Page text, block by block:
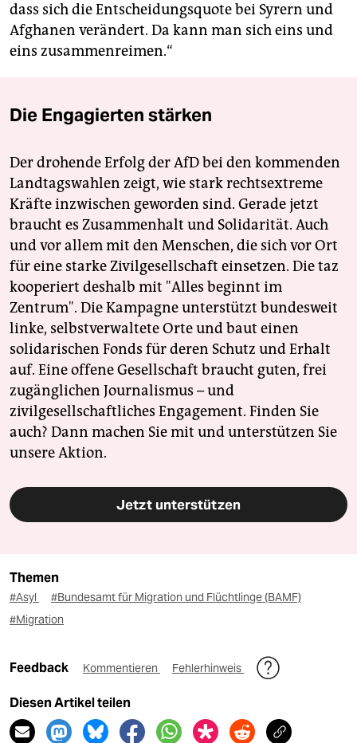
dass sich die Entscheidungsquote bei Syrern und
Afghanen verändert. Da kann man sich eins und
eins zusammenreimen.“
Die Engagierten stärken
Der drohende Erfolg der AfD bei den kommenden
Landtagswahlen zeigt, wie stark rechtsextreme
Kräfte inzwischen geworden sind. Gerade jetzt
braucht es Zusammenhalt und Solidarität. Auch
und vor allem mit den Menschen, die sich vor Ort
für eine starke Zivilgesellschaft einsetzen. Die taz
kooperiert deshalb mit "Alles beginnt im
Zentrum". Die Kampagne unterstützt bundesweit
linke, selbstverwaltete Orte und baut einen
solidarischen Fonds für deren Schutz und Erhalt
auf. Eine offene Gesellschaft braucht guten, frei
zugänglichen Journalismus – und
zivilgesellschaftliches Engagement. Finden Sie
auch? Dann machen Sie mit und unterstützen Sie
unsere Aktion.
Jetzt unterstützen
Themen
#Asyl
#Bundesamt für Migration und Flüchtlinge (BAMF)
#Migration
Feedback Kommentieren Fehlerhinweis
Diesen Artikel teilen